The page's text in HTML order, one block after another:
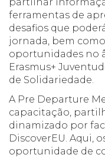
partilhar
ferramentas de
desafios que
jornada, bem
oportunidades no
Erasmus+
de Solidariedade.
A Pre Departure
capacitação,
dinamizado por
DiscoverEU. Aqui,
oportunidade de